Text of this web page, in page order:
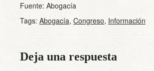
Fuente: Abogacía
Tags: Abogacía, Congreso, Información
Deja una respuesta